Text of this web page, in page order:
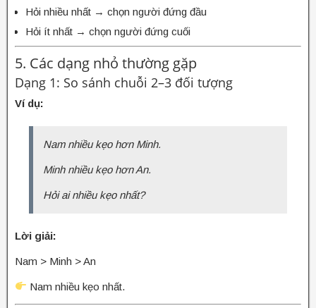
Hỏi nhiều nhất → chọn người đứng đầu
Hỏi ít nhất → chọn người đứng cuối
5. Các dạng nhỏ thường gặp
Dạng 1: So sánh chuỗi 2–3 đối tượng
Ví dụ:
Nam nhiều kẹo hơn Minh.
Minh nhiều kẹo hơn An.
Hỏi ai nhiều kẹo nhất?
Lời giải:
Nam > Minh > An
Nam nhiều kẹo nhất.